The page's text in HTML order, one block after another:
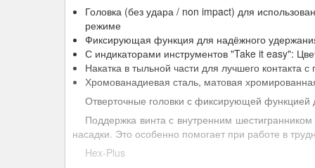
Головка (без удара / non impact) для
режиме
Фиксирующая функция для надёжного
С индикаторами инструментов "Take it easy":
Накатка в тыльной части для лучшего контакта
Хромованадиевая сталь, матовая
Отверточные головки с фиксирующей функцией
Поддержка винта с внутренним
насадки. Это особенно помогает при работе в
Hex-Plus